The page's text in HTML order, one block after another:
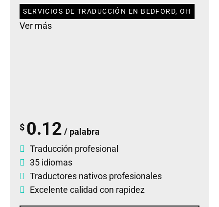
SERVICIOS DE TRADUCCIÓN EN BEDFORD, OH
Ver más
$ 0.12 / palabra
Traducción profesional
35 idiomas
Traductores nativos profesionales
Excelente calidad con rapidez